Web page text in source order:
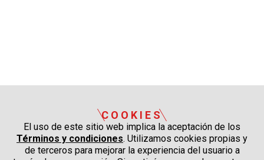
COOKIES
El uso de este sitio web implica la aceptación de los
Términos y condiciones. Utilizamos cookies propias y
de terceros para mejorar la experiencia del usuario a